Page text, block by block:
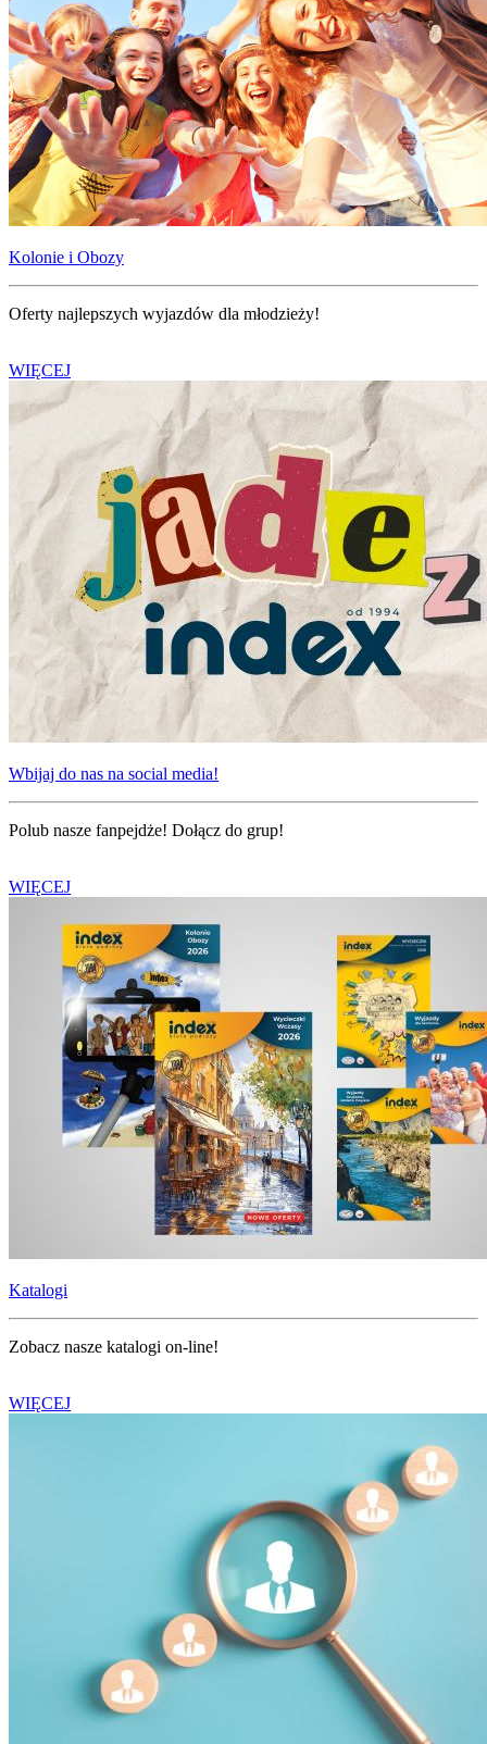
Kolonie i Obozy
Oferty najlepszych wyjazdów dla młodzieży!
WIĘCEJ
Wbijaj do nas na social media!
Polub nasze fanpejdże! Dołącz do grup!
WIĘCEJ
Katalogi
Zobacz nasze katalogi on-line!
WIĘCEJ